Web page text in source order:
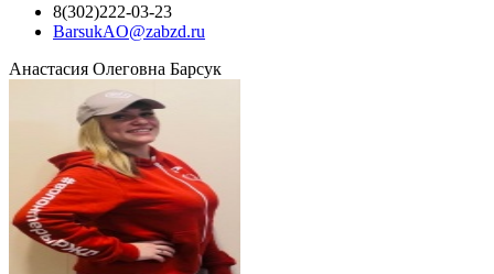
8(302)222-03-23
BarsukAO@zabzd.ru
Анастасия Олеговна Барсук